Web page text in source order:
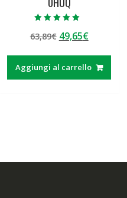
5.00
su 5
63,89€ Il
originale
era:
49,65€Il
attuale
è:
Aggiungi al carrello